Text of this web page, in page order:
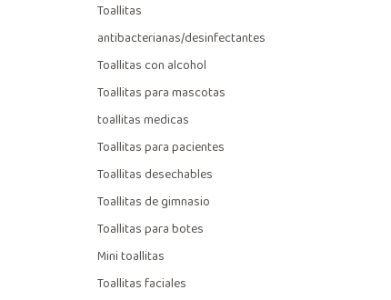
Toallitas
antibacterianas/desinfectantes
Toallitas con alcohol
Toallitas para mascotas
toallitas medicas
Toallitas para pacientes
Toallitas desechables
Toallitas de gimnasio
Toallitas para botes
Mini toallitas
Toallitas faciales